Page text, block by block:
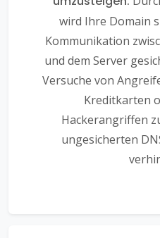
wird Ihre Domain
Kommunikation
und dem Server
Versuche von
Kreditkarten
Hackerangriffen
ungesicherten